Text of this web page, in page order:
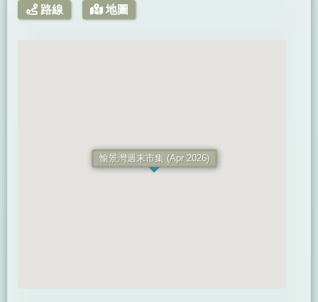
路線
地圖
愉景灣週末市集 (Apr 2026)